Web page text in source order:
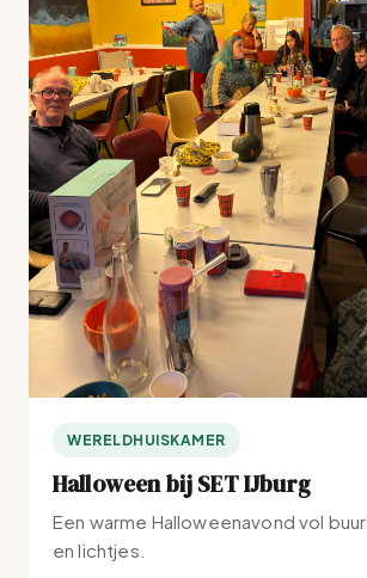
WERELDHUISKAMER
Halloween bij SET IJburg
Een warme Halloweenavond vol
en lichtjes.